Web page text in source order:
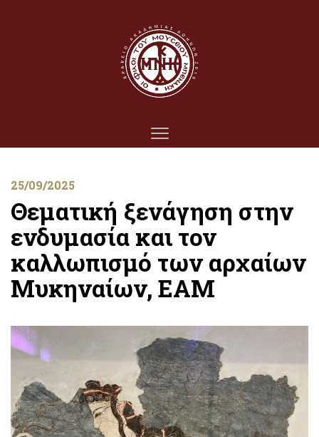
25/09/2025
Θεματική ξενάγηση στην
ενδυμασία και τον
καλλωπισμό των αρχαίων
Μυκηναίων, ΕΑΜ